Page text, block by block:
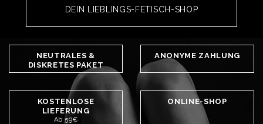
DEIN LIEBLINGS-FETISCH-SHOP
NEUTRALES &
DISKRETES PAKET
ANONYME ZAHLUNG
KOSTENLOSE
LIEFERUNG
Ab 59€
ONLINE-SHOP